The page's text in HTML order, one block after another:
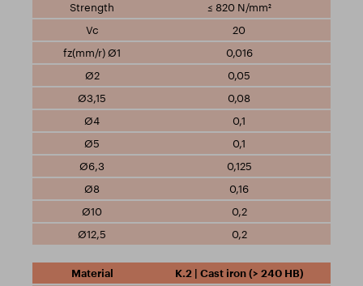
≤ 820 N/mm²
20
0,016
0,05
0,08
0,1
0,1
0,125
0,16
0,2
0,2
K.2 | Cast iron (> 240 HB)